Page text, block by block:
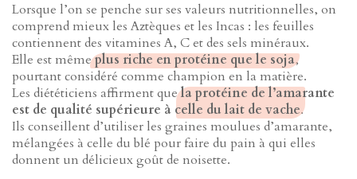
Lorsque l’on se penche sur ses valeurs nutritionnelles, on
comprend mieux les Aztèques et les Incas : les feuilles
contiennent des vitamines A, C et des sels minéraux.
Elle est mêmeplus riche en protéine que le soja,
pourtant considéré comme champion en la matière.
Les diététiciens affirment quela protéine de l’amarante
est de qualité supérieure à celle du lait de vache.
Ils conseillent d’utiliser les graines moulues d’amarante,
mélangées à celle du blé pour faire du pain à qui elles
donnent un délicieux goût de noisette.